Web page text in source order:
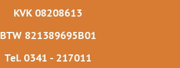
KVK 08208613
BTW 821389695B01
Tel. 0341 - 217011